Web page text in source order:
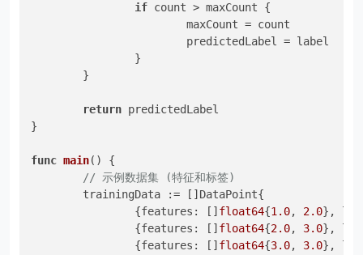
if count > maxCount {
return predictedLabel
}
func main()
{
// 示例数据集 (特征和标签)
		{features: []
float64{1.0, 2.0},
		{features: []
float64{2.0, 3.0},
		{features: []
float64{3.0, 3.0},